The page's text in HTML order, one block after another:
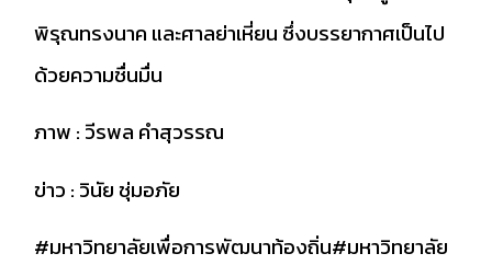
พิรุณทรงนาค และศาลย่าเหี่ยน ซึ่งบรรยากาศเป็นไป
ด้วยความชื่นมื่น
ภาพ : วีรพล คำสุวรรณ
ข่าว : วินัย ชุ่มอภัย
#มหาวิทยาลัยเพื่อการพัฒนาท้องถิ่น#มหาวิทยาลัย